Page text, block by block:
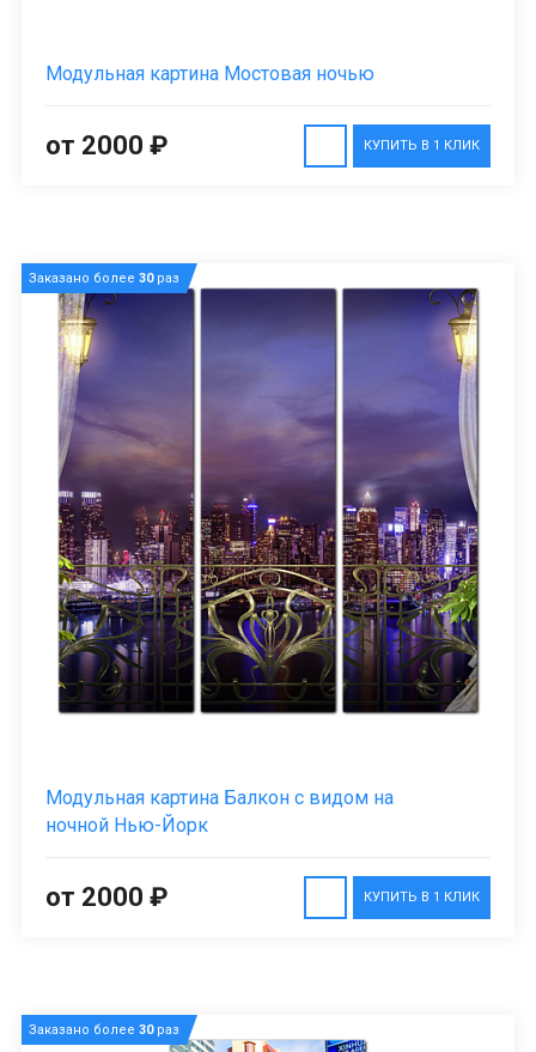
Модульная картина Мостовая ночью
КУПИТЬ В 1 КЛИК
от 2000 ₽
Заказано более 30раз
Модульная картина Балкон с видом на
ночной Нью-Йорк
КУПИТЬ В 1 КЛИК
от 2000 ₽
Заказано более 30раз